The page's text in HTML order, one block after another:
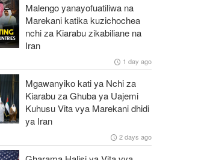
Malengo yanayofuatiliwa na
Marekani katika kuzichochea
nchi za Kiarabu zikabiliane na
Iran
1 day ago
Mgawanyiko kati ya Nchi za
Kiarabu za Ghuba ya Uajemi
Kuhusu Vita vya Marekani dhidi
ya Iran
2 days ago